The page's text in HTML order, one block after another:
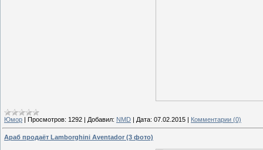
Юмор | Просмотров: 1292 | Добавил: NMD | Дата: 07.02.2015 | Комментарии (0)
Араб продаёт Lamborghini Aventador (3 фото)